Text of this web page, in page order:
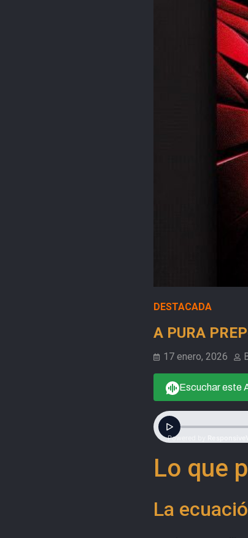
DESTACADA
A PURA
17 enero, 2026
Escuchar este
Lo que
La